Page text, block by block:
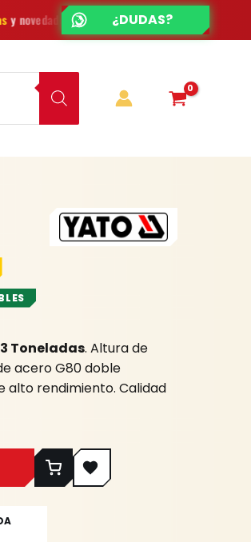
¿Dudas? Escríbenos por
ESCRÍBENOS
¿CHATEAMOS?
3 Toneladas. Altura de
acero G80 doble
alto rendimiento. Calidad